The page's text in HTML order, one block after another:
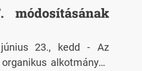
módosításának
június 23., kedd - Az
alkotmányos